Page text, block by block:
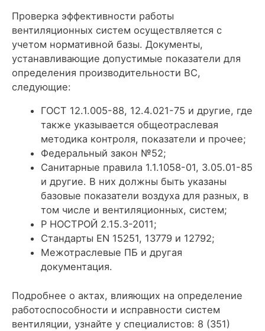
Проверка эффективности работы
вентиляционных систем осуществляется с
учетом нормативной базы. Документы,
устанавливающие допустимые показатели для
определения производительности ВС,
следующие:
ГОСТ 12.1.005-88, 12.4.021-75 и другие, где
также указывается общеотраслевая
методика контроля, показатели и прочее;
Федеральный закон №52;
Санитарные правила 1.1.1058-01, 3.05.01-85
и другие. В них должны быть указаны
базовые показатели воздуха для разных, в
том числе и вентиляционных, систем;
Р НОСТРОЙ 2.15.3-2011;
Стандарты EN 15251, 13779 и 12792;
Межотраслевые ПБ и другая
документация.
Подробнее о актах, влияющих на определение
работоспособности и исправности систем
вентиляции, узнайте у специалистов: 8 (351)